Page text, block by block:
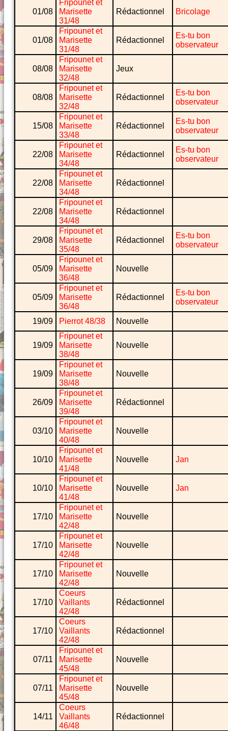
01/08
Fripounet et
Marisette
31/48
Rédactionnel Bricolage
01/08
Fripounet et
Marisette
31/48
Rédactionnel
Es-tu bon
observateur
08/08
Fripounet et
Marisette
32/48
Jeux
08/08
Fripounet et
Marisette
32/48
Rédactionnel
Es-tu bon
observateur
15/08
Fripounet et
Marisette
33/48
Rédactionnel
Es-tu bon
observateur
22/08
Fripounet et
Marisette
34/48
Rédactionnel
Es-tu bon
observateur
22/08
Fripounet et
Marisette
34/48
Rédactionnel
22/08
Fripounet et
Marisette
34/48
Rédactionnel
29/08
Fripounet et
Marisette
35/48
Rédactionnel
Es-tu bon
observateur
05/09
Fripounet et
Marisette
36/48
Nouvelle
05/09
Fripounet et
Marisette
36/48
Rédactionnel
Es-tu bon
observateur
19/09 Pierrot 48/38 Nouvelle
19/09
Fripounet et
Marisette
38/48
Nouvelle
19/09
Fripounet et
Marisette
38/48
Nouvelle
26/09
Fripounet et
Marisette
39/48
Rédactionnel
03/10
Fripounet et
Marisette
40/48
Nouvelle
10/10
Fripounet et
Marisette
41/48
Nouvelle Jan
10/10
Fripounet et
Marisette
41/48
Nouvelle Jan
17/10
Fripounet et
Marisette
42/48
Nouvelle
17/10
Fripounet et
Marisette
42/48
Nouvelle
17/10
Fripounet et
Marisette
42/48
Nouvelle
17/10
Coeurs
Vaillants
42/48
Rédactionnel
17/10
Coeurs
Vaillants
42/48
Rédactionnel
07/11
Fripounet et
Marisette
45/48
Nouvelle
07/11
Fripounet et
Marisette
45/48
Nouvelle
14/11
Coeurs
Vaillants
46/48
Rédactionnel